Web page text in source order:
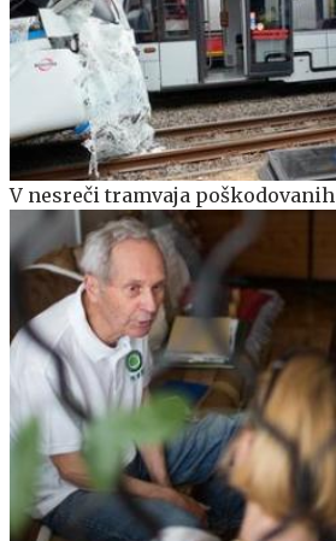
V nesreči tramvaja